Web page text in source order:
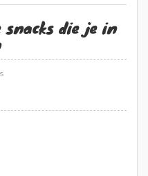
snacks die je in